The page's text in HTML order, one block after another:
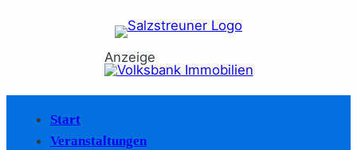
Anzeige
Start
Veranstaltungen